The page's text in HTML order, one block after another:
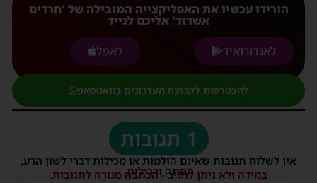
הורידו עכשיו את האפליקצייה המובילה של 'חרדים
אשדוד' אליכם לנייד
לאנדורואיד
לאפל
להצטרפות לקבוצת העדכונים בוואטסאפ
1 תגובות
אין לשלוח תגובות שאינם הולמות או מכילות דברי לשון הרע,
הסתה ורכילות.
במידה ולא ניתן להגיב - הכתבה סגורה לתגובות.